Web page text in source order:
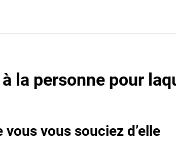
la personne pour
vous vous souciez d’elle